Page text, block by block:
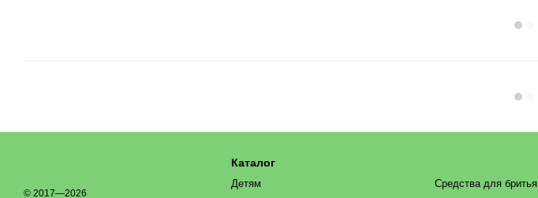
© 2017—2026
Каталог
Детям
Средства для бритья